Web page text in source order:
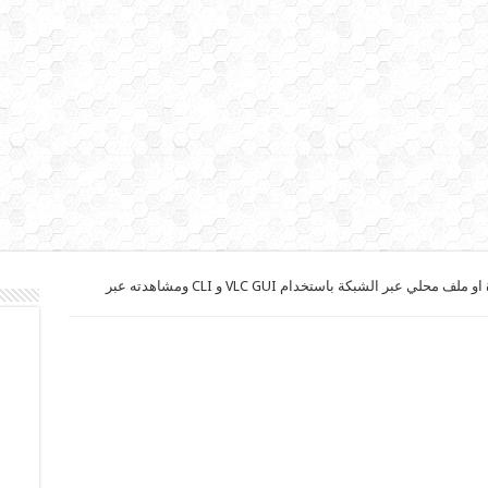
كيفية بث قناة او ملف محلي عبر الشبكة باستخدام VLC GUI و CLI ومشاهدته عبر